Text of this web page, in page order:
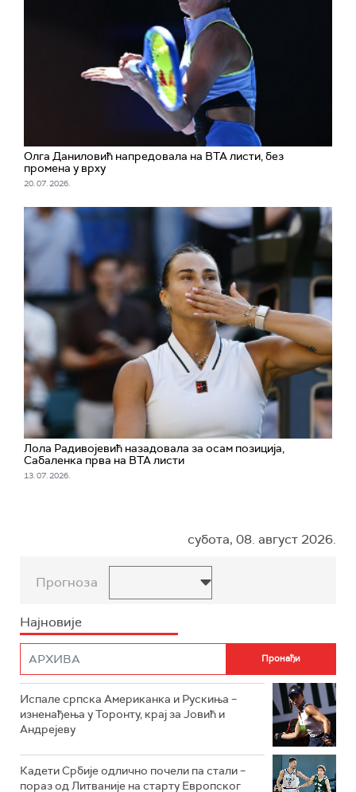
Олга Даниловић напредовала на ВТА листи, без
промена у врху
20. 07. 2026.
Лола Радивојевић назадовала за осам позиција,
Сабаленка прва на ВТА листи
13. 07. 2026.
субота, 08. август 2026.
Прогноза
Најновије
Испале српска Американка и Рускиња –
изненађења у Торонту, крај за Јовић и
Андрејеву
Кадети Србије одлично почели па стали –
пораз од Литваније на старту Европског